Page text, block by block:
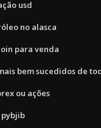
usd
no alasca
para venda
bem sucedidos de
ou ações
pybjib